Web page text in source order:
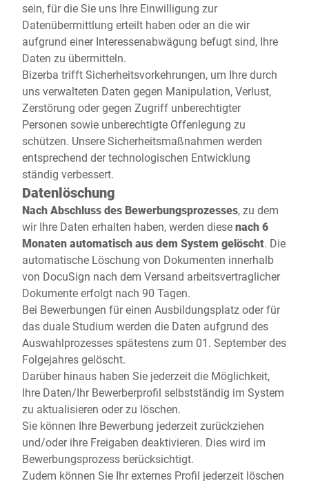
sein, für die Sie uns Ihre Einwilligung zur
Datenübermittlung erteilt haben oder an die wir
aufgrund einer Interessenabwägung befugt sind, Ihre
Daten zu übermitteln.
Bizerba trifft Sicherheitsvorkehrungen, um Ihre durch
uns verwalteten Daten gegen Manipulation, Verlust,
Zerstörung oder gegen Zugriff unberechtigter
Personen sowie unberechtigte Offenlegung zu
schützen. Unsere Sicherheitsmaßnahmen werden
entsprechend der technologischen Entwicklung
ständig verbessert.
Datenlöschung
Nach Abschluss des Bewerbungsprozesses, zu dem
wir Ihre Daten erhalten haben, werden diesenach 6
Monaten automatisch aus dem System gelöscht. Die
automatische Löschung von Dokumenten innerhalb
von DocuSign nach dem Versand arbeitsvertraglicher
Dokumente erfolgt nach 90 Tagen.
Bei Bewerbungen für einen Ausbildungsplatz oder für
das duale Studium werden die Daten aufgrund des
Auswahlprozesses spätestens zum 01. September des
Folgejahres gelöscht.
Darüber hinaus haben Sie jederzeit die Möglichkeit,
Ihre Daten/Ihr Bewerberprofil selbstständig im System
zu aktualisieren oder zu löschen.
Sie können Ihre Bewerbung jederzeit zurückziehen
und/oder ihre Freigaben deaktivieren. Dies wird im
Bewerbungsprozess berücksichtigt.
Zudem können Sie Ihr externes Profil jederzeit löschen